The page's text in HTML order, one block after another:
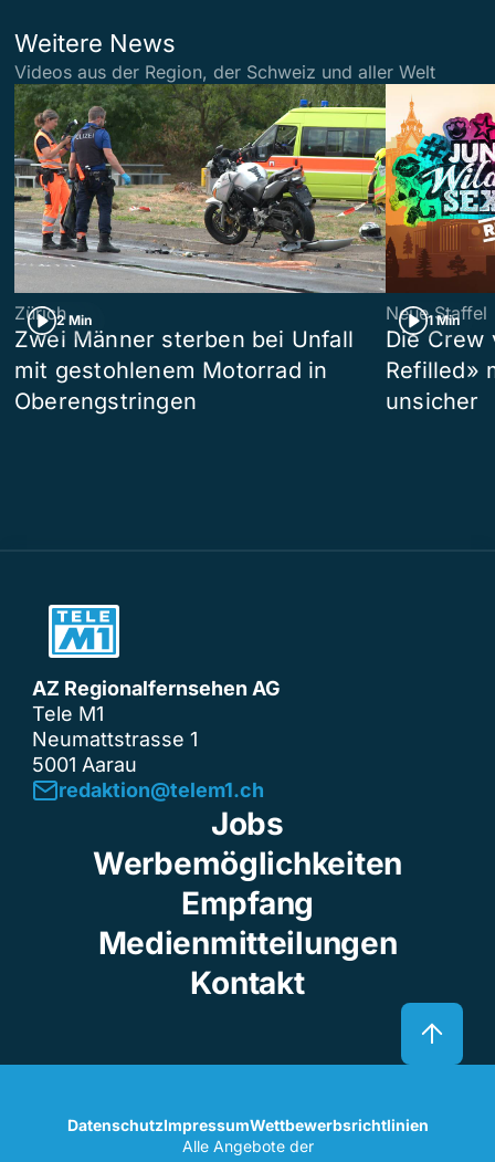
Weitere News
Videos aus der Region, der Schweiz und aller Welt
2 Min
Zürich
Zwei Männer sterben bei Unfall
mit gestohlenem Motorrad in
Oberengstringen
1 Min
Neue Staffel
Die Crew
Refilled»
unsicher
AZ Regionalfernsehen AG
Tele M1
Neumattstrasse 1
5001 Aarau
redaktion@telem1.ch
Jobs
Werbemöglichkeiten
Empfang
Medienmitteilungen
Kontakt
DatenschutzImpressumWettbewerbsrichtlinien
Alle Angebote der